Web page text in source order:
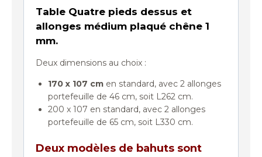
Table Quatre pieds dessus et
allonges médium plaqué chêne 1
mm.
Deux dimensions au choix :
170 x 107 cm en standard, avec 2 allonges
portefeuille de 46 cm, soit L262 cm.
200 x 107 en standard, avec 2 allonges
portefeuille de 65 cm, soit L330 cm.
Deux modèles de bahuts sont